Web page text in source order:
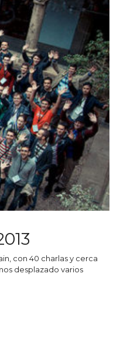
con 40 charlas y cerca
desplazado varios